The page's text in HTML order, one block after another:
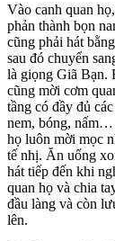
Vào canh quan
phản thành bọn
cũng phải hát
sau đó chuyển
là giọng Giã Bạn.
cũng mời cơm
tầng có đầy đủ
nem, bóng, nấm…
họ luôn mời mọc
tế nhị. Ăn uống
hát tiếp đến khi
quan họ và chia
đầu làng và còn
lên.